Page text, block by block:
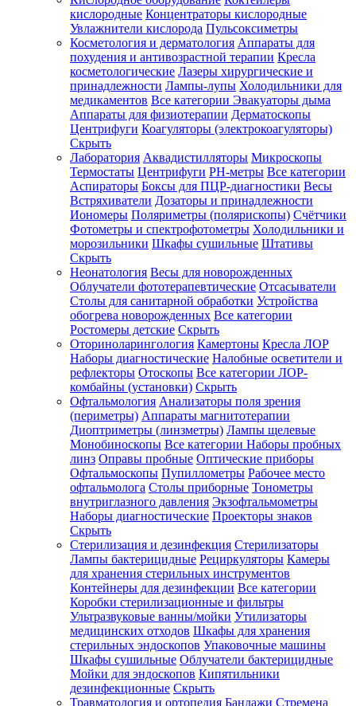
Зарегистрироваться
Зачем
регистрироваться?
Все
покупки
одном
месте
Личный
менеджер
Отслеживание
статуса
заказа
кислородные Концентраторы кислородные
Увлажнители кислорода Пульсоксиметры
Косметология и дерматология Аппараты для
похудения и антивозрастной терапии Кресла
косметологические Лазеры хирургические и
принадлежности Лампы-лупы Холодильники для
медикаментов Все категории Эвакуаторы дыма
Аппараты для физиотерапии Дерматоскопы
Центрифуги Коагуляторы (электрокоагуляторы)
Скрыть
Лаборатория Аквадистилляторы Микроскопы
Термостаты Центрифуги PH-метры Все категории
Аспираторы Боксы для ПЦР-диагностики Весы
Встряхиватели Дозаторы и принадлежности
Иономеры Поляриметры (полярископы) Счётчики
Фотометры и спектрофотометры Холодильники и
морозильники Шкафы сушильные Штативы
Скрыть
Неонатология Весы для новорожденных
Облучатели фототерапевтические Отсасыватели
Столы для санитарной обработки Устройства
обогрева новорожденных Все категории
Ростомеры детские Скрыть
Оториноларингология Камертоны Кресла ЛОР
Наборы диагностические Налобные осветители и
рефлекторы Отоскопы Все категории ЛОР-
комбайны (установки) Скрыть
Офтальмология Анализаторы поля зрения
(периметры) Аппараты магнитотерапии
Диоптриметры (линзметры) Лампы щелевые
Монобиноскопы Все категории Наборы пробных
линз Оправы пробные Оптические приборы
Офтальмоскопы Пупиллометры Рабочее место
офтальмолога Столы приборные Тонометры
внутриглазного давления Экзофтальмометры
Наборы диагностические Проекторы знаков
Скрыть
Стерилизация и дезинфекция Стерилизаторы
Лампы бактерицидные Рециркуляторы Камеры
для хранения стерильных инструментов
Контейнеры для дезинфекции Все категории
Коробки стерилизационные и фильтры
Ультразвуковые ванны/мойки Утилизаторы
медицинских отходов Шкафы для хранения
стерильных эндоскопов Упаковочные машины
Шкафы сушильные Облучатели бактерицидные
Мойки для эндоскопов Кипятильники
дезинфекционные Скрыть
Травматология и ортопедия Бандажи Стремена